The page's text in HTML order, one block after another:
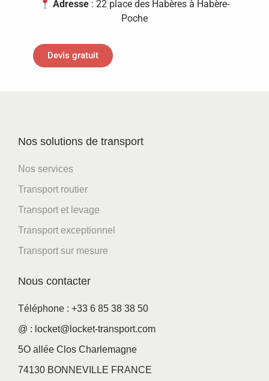
Adresse : 22 place des Habères à Habère-
Poche
Devis gratuit
Nos solutions de transport
Nos services
Transport routier
Transport et levage
Transport exceptionnel
Transport sur mesure
Nous contacter
Téléphone : +33 6 85 38 38 50
@ : locket@locket-transport.com
5O allée Clos Charlemagne
74130 BONNEVILLE FRANCE